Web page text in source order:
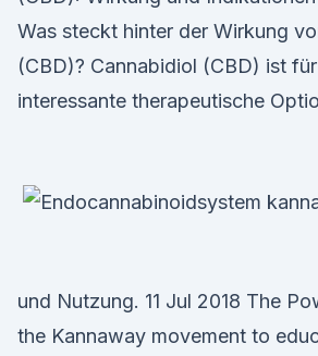
Was steckt hinter der Wirkung
(CBD)? Cannabidiol (CBD) ist
interessante therapeutische
und Nutzung. 11 Jul 2018 The
the Kannaway movement to